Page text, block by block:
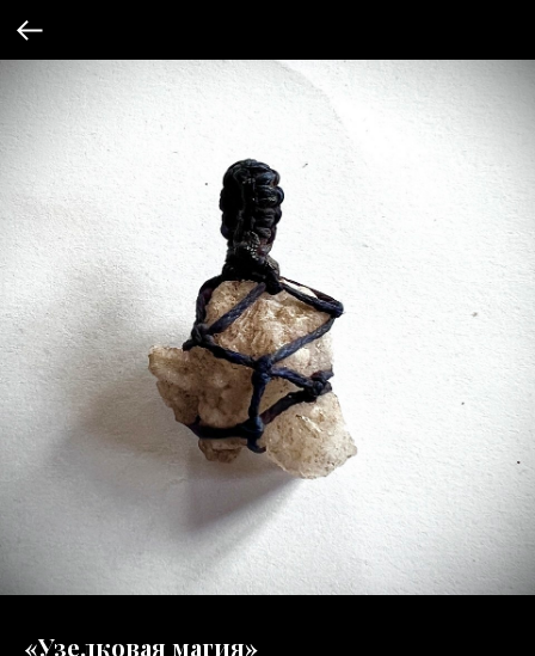
«Узелковая магия»